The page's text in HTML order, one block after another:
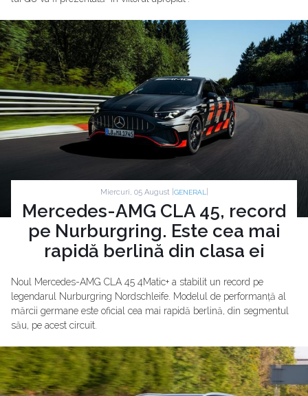
Miercuri, 05 August | GENERAL
Mercedes-AMG CLA 45, record
pe Nurburgring. Este cea mai
rapidă berlină din clasa ei
Noul Mercedes-AMG CLA 45 4Matic+ a stabilit un record pe
legendarul Nurburgring Nordschleife. Modelul de performanță al
mărcii germane este oficial cea mai rapidă berlină, din segmentul
său, pe acest circuit.